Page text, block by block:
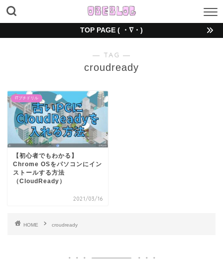
TOP PAGE ( ・∇・)
― TAG ―
croudready
ITプチドリル
【初心者でもわかる】
Chrome OSをパソコンにイン
ストールする方法
（CloudReady）
2021/03/16
HOME croudready